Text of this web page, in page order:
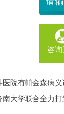
咨询
医院有帕金森病义
南大学联合全力